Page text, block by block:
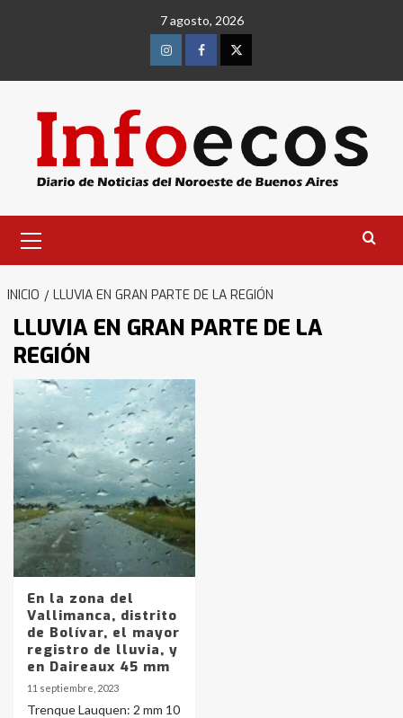
7 agosto, 2026
InstagramFacebookTwitter
primario
INICIO LLUVIA EN GRAN PARTE DE LA REGIÓN
LLUVIA EN GRAN PARTE DE LA
REGIÓN
En la zona del
Vallimanca, distrito
de Bolívar, el mayor
registro de lluvia, y
en Daireaux 45 mm
11 septiembre, 2023
Trenque Lauquen: 2 mm 10
3
Identidad de los adolescentes
pampeanos que fueron
protagonistas del fatal accidente
en la mañana del lunes
4
Accidente en Ruta 5: falleció un
joven de Trenque Lauquen
5
Los precios de los combustibles en
La Pampa, desde YPF hasta Axion